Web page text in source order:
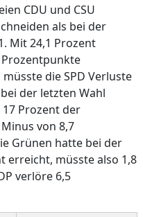
CDU und CSU
als bei der
Mit 24,1 Prozent
Prozentpunkte
die SPD Verluste
der letzten Wahl
Prozent der
von 8,7
Grünen hatte bei der
erreicht, müsste also 1,8
verlöre 6,5